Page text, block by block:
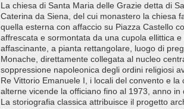
La chiesa di Santa Maria delle Grazie detta di
Caterina da Siena, del cui monastero la chiesa
quella esterna con affaccio su Piazza Castello
affrescata e sormontata da una cupola ellittica
affascinante, a pianta rettangolare, luogo di
Monache, direttamente collegata al nucleo
soppressione napoleonica degli ordini religiosi
Re Vittorio Emanuele I, i locali del convento e
alterne vicende la officiano fino al 1973, anno in
La storiografia classica attribuisce il progetto